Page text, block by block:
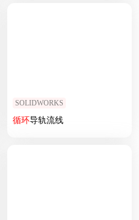
SOLIDWORKS
循环导轨流线